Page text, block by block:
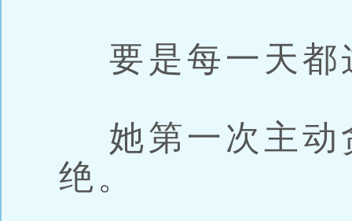
要是每一天都
她第一次主动
绝。